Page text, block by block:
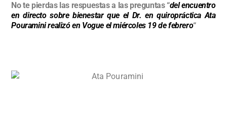
No te pierdas las respuestas a las preguntas “del encuentro
en directo sobre bienestar que el Dr. en quiropráctica Ata
Pouramini realizó en Vogue el miércoles 19 de febrero“